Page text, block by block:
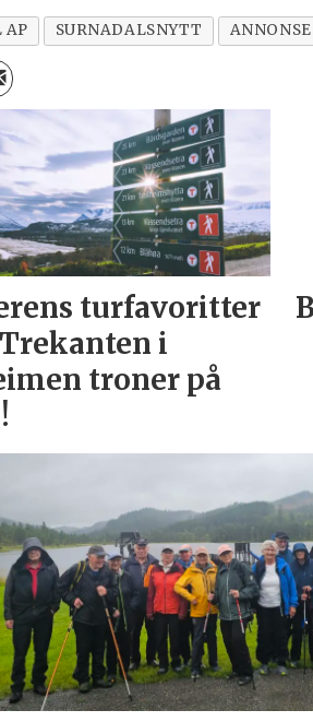
AP SURNADALSNYTT ANNONSE
turfavoritter
i
troner på